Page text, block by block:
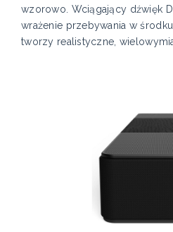
wzorowo. Wciągający dźwięk
wrażenie przebywania w
tworzy realistyczne,